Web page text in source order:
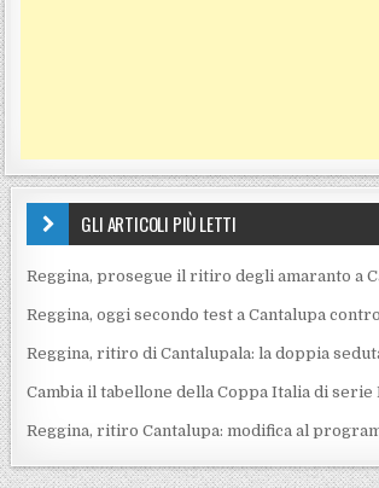
GLI ARTICOLI PIÙ LETTI
Reggina, prosegue il ritiro degli amaranto a
Reggina, oggi secondo test a Cantalupa
Reggina, ritiro di Cantalupala: la doppia
Cambia il tabellone della Coppa Italia di serie
Reggina, ritiro Cantalupa: modifica al